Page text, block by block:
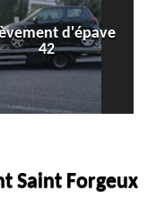
d'épave
42
Saint Forgeux